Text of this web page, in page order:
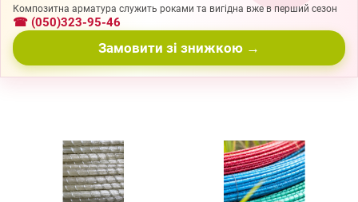
Композитна арматура служить роками та вигідна вже в перший сезон
☎ (050)323-95-46
Замовити зі знижкою →